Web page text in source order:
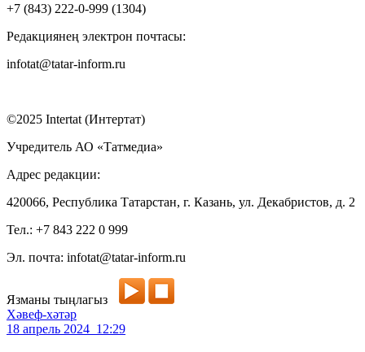
+7 (843) 222-0-999 (1304)
Редакциянең электрон почтасы:
infotat@tatar-inform.ru
©2025 Intertat (Интертат)
Учредитель АО «Татмедиа»
Адрес редакции:
420066, Республика Татарстан, г. Казань, ул. Декабристов, д. 2
Тел.: +7 843 222 0 999
Эл. почта: infotat@tatar-inform.ru
Язманы тыңлагыз
Хәвеф-хәтәр
18 апрель 2024 12:29